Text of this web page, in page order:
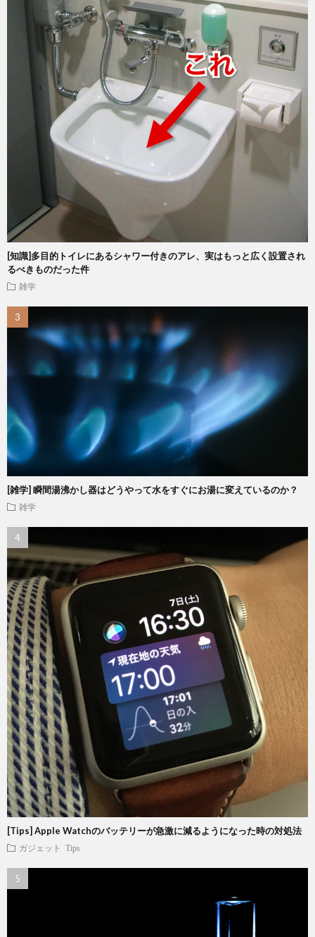
[知識]多目的トイレにあるシャワー付きのアレ、実はもっと広く設置され
るべきものだった件
雑学
[雑学] 瞬間湯沸かし器はどうやって水をすぐにお湯に変えているのか？
雑学
[Tips] Apple Watchのバッテリーが急激に減るようになった時の対処法
ガジェット Tips